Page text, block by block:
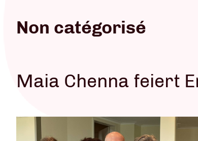
Non catégorisé
Maia Chenna feiert